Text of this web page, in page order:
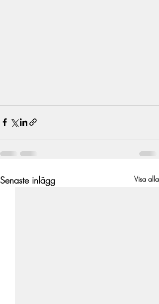
Senaste inlägg Visa alla